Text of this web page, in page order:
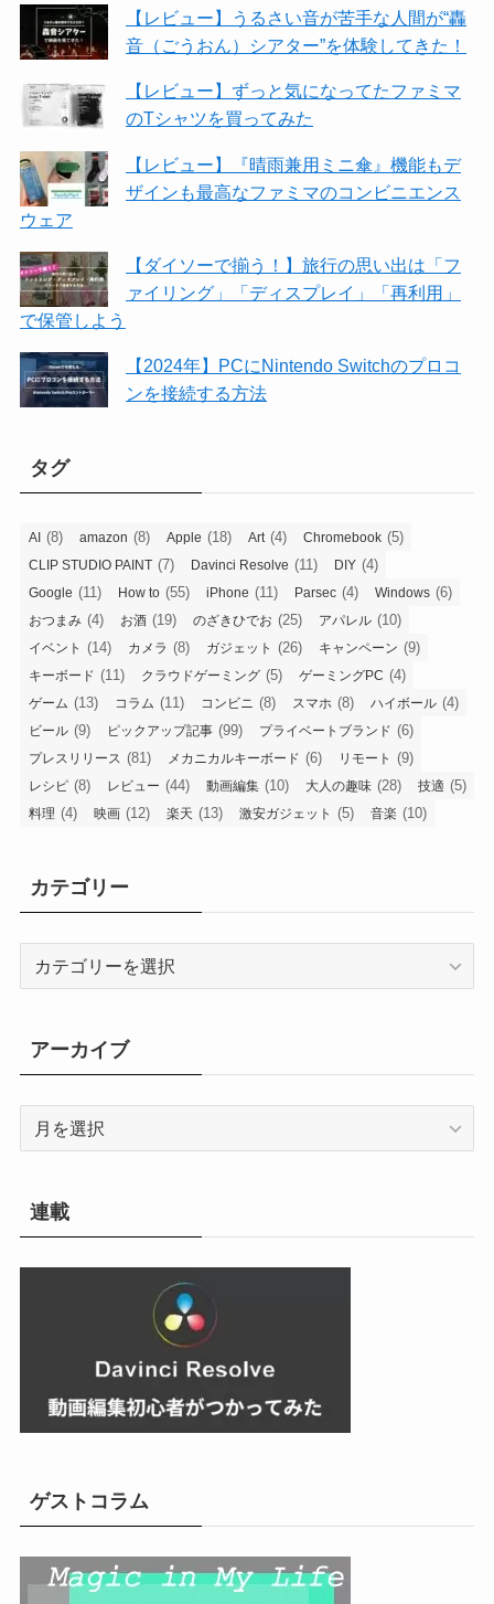
【レビュー】うるさい音が苦手な人間が“轟
音（ごうおん）シアター”を体験してきた！
【レビュー】ずっと気になってたファミマ
のTシャツを買ってみた
【レビュー】『晴雨兼用ミニ傘』機能もデ
ザインも最高なファミマのコンビニエンス
ウェア
【ダイソーで揃う！】旅行の思い出は「フ
ァイリング」「ディスプレイ」「再利用」
で保管しよう
【2024年】PCにNintendo Switchのプロコ
ンを接続する方法
タグ
AI (8) amazon (8) Apple (18) Art (4) Chromebook (5)
CLIP STUDIO PAINT (7) Davinci Resolve (11) DIY (4)
Google (11) How to (55) iPhone (11) Parsec (4) Windows (6)
おつまみ (4) お酒 (19) のざきひでお (25) アパレル (10)
イベント (14) カメラ (8) ガジェット (26) キャンペーン (9)
キーボード (11) クラウドゲーミング (5) ゲーミングPC (4)
ゲーム (13) コラム (11) コンビニ (8) スマホ (8) ハイボール (4)
ビール (9) ピックアップ記事 (99) プライベートブランド (6)
プレスリリース (81) メカニカルキーボード (6) リモート (9)
レシピ (8) レビュー (44) 動画編集 (10) 大人の趣味 (28) 技適 (5)
料理 (4) 映画 (12) 楽天 (13) 激安ガジェット (5) 音楽 (10)
カテゴリー
リ
ー
アーカイブ
イ
ブ
連載
ゲストコラム